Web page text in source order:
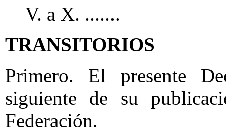
V. a X. .......
TRANSITORIOS
Primero. El presente
siguiente de su
Federación.